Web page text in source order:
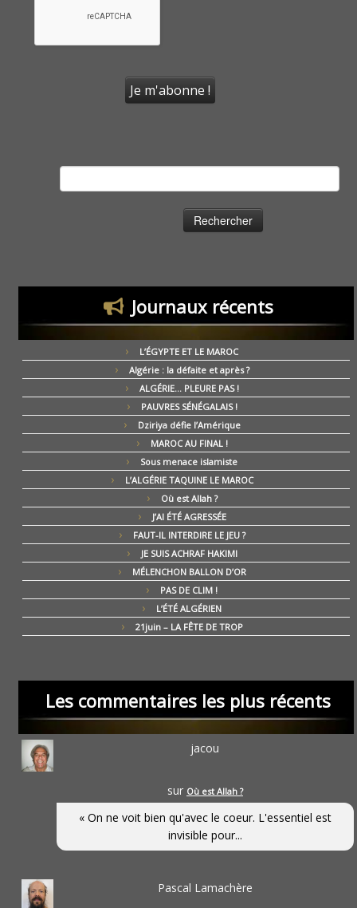
Journaux récents
L’ÉGYPTE ET LE MAROC
Algérie : la défaite et après ?
ALGÉRIE… PLEURE PAS !
PAUVRES SÉNÉGALAIS !
Dziriya défie l’Amérique
MAROC AU FINAL !
Sous menace islamiste
L’ALGÉRIE TAQUINE LE MAROC
Où est Allah ?
J’AI ÉTÉ AGRESSÉE
FAUT-IL INTERDIRE LE JEU ?
JE SUIS ACHRAF HAKIMI
MÉLENCHON BALLON D’OR
PAS DE CLIM !
L’ÉTÉ ALGÉRIEN
21juin – LA FÊTE DE TROP
Les commentaires les plus récents
jacou
sur Où est Allah ?
« On ne voit bien qu'avec le coeur. L'essentiel est
invisible pour...
Pascal Lamachère